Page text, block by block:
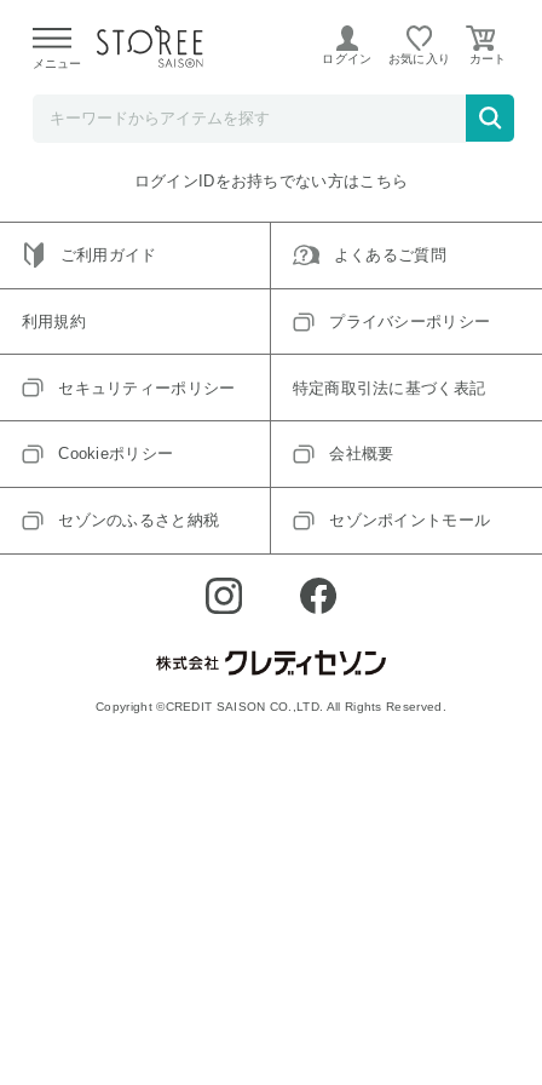
よる配送遅延が発生しております。
メニュー ログイン お気に入り
ご指定のアイテムは取り扱い終了、またはただいま取り扱い
トップへ戻る
ログインIDをお持ちでない方はこちら
ご利用ガイド よくあるご質問
利用規約 プライバシーポリシー
セキュリティーポリシー 特定商取引法に基づく表記
Cookieポリシー 会社概要
セゾンのふるさと納税 セゾンポイントモール
Copyright ©CREDIT SAISON CO.,LTD. All Rights Reserved.